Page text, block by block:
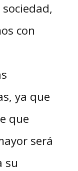
con
ya que
que
será
su